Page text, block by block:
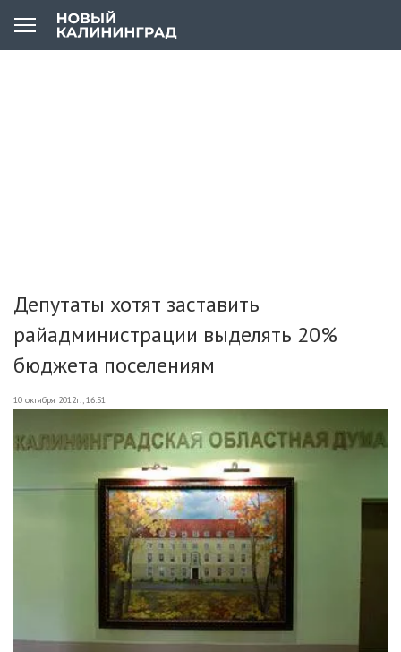
Депутаты хотят заставить
райадминистрации выделять 20%
бюджета поселениям
10 октября 2012г., 16:51